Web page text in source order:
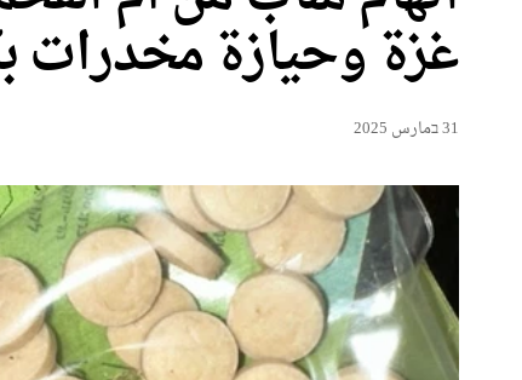
غزة وحيازة مخدرات
31 בمارس 2025